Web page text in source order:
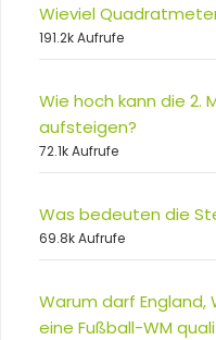
Wieviel
191.2k Aufrufe
Wie hoch kann die 2.
aufsteigen?
72.1k Aufrufe
Was bedeuten die
69.8k Aufrufe
Warum darf
eine Fußball-WM